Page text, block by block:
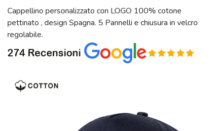
Cappellino personalizzato con LOGO 100% cotone
pettinato , design Spagna. 5 Pannelli e chiusura in velcro
regolabile.